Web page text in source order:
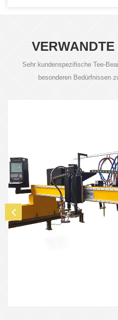
Sehr kundenspezifische Tee-
besonderen Bedürfnissen